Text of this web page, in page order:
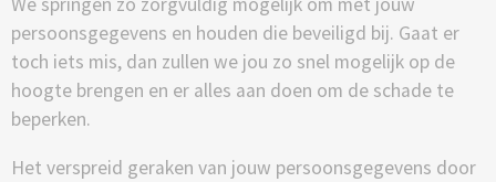
We springen zo zorgvuldig mogelijk om met jouw
persoonsgegevens en houden die beveiligd bij. Gaat er
toch iets mis, dan zullen we jou zo snel mogelijk op de
hoogte brengen en er alles aan doen om de schade te
beperken.
Het verspreid geraken van jouw persoonsgegevens door